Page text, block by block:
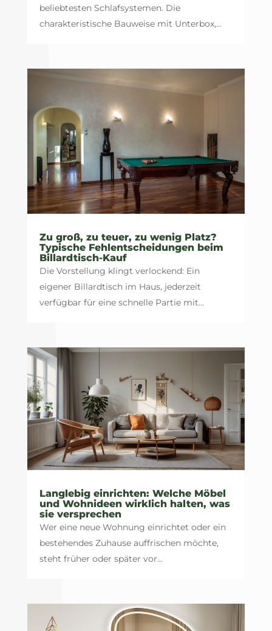
beliebtesten Schlafsystemen. Die
charakteristische Bauweise mit Unterbox,...
Zu groß, zu teuer, zu wenig Platz?
Typische Fehlentscheidungen beim
Billardtisch-Kauf
Die Vorstellung klingt verlockend: Ein
eigener Billardtisch im Haus, jederzeit
verfügbar für eine schnelle Partie mit...
Langlebig einrichten: Welche Möbel
und Wohnideen wirklich halten, was
sie versprechen
Wer eine neue Wohnung einrichtet oder ein
bestehendes Zuhause auffrischen möchte,
steht früher oder später vor...